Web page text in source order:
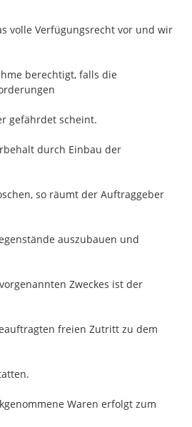
volle Verfügungsrecht vor und wir
berechtigt, falls die
gefährdet scheint.
durch Einbau der
so räumt der Auftraggeber
auszubauen und
Zweckes ist der
freien Zutritt zu dem
Waren erfolgt zum